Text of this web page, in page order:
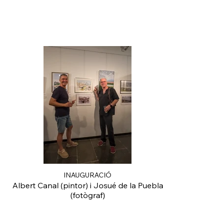
INAUGURACIÓ
Albert Canal (pintor) i Josué de la Puebla
(fotògraf)